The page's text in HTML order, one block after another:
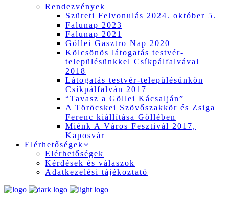
Rendezvények
Szüreti Felvonulás 2024. október 5.
Falunap 2023
Falunap 2021
Göllei Gasztro Nap 2020
Kölcsönös látogatás testvér-
településünkkel Csíkpálfalvával
2018
Látogatás testvér-településünkön
Csíkpálfalván 2017
“Tavasz a Göllei Kácsalján”
A Töröcskei Szövőszakkör és Zsiga
Ferenc kiállítása Göllében
Miénk A Város Fesztivál 2017,
Kaposvár
Elérhetőségek
Elérhetőségek
Kérdések és válaszok
Adatkezelési tájékoztató